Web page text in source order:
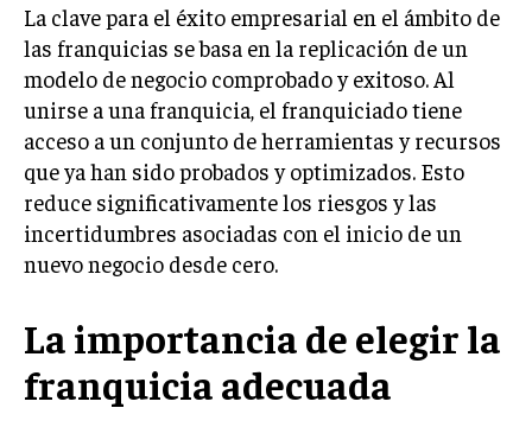
COMUNICACIÓN CORPORATIVA
GESTIÓN DE MARCA
INVESTIGACIÓN DE MERCADO
ANÁLISIS DE COMPETENCIA
GESTIÓN DE CLIENTES
EMPRENDIMIENTO
GESTIÓN DEL CAMBIO
LIDERAZGO
La clave para el éxito empresarial en el ámbito de
las franquicias se basa en la replicación de un
modelo de negocio comprobado y exitoso. Al
unirse a una franquicia, el franquiciado tiene
acceso a un conjunto de herramientas y recursos
que ya han sido probados y optimizados. Esto
reduce significativamente los riesgos y las
incertidumbres asociadas con el inicio de un
nuevo negocio desde cero.
La importancia de elegir la
franquicia adecuada